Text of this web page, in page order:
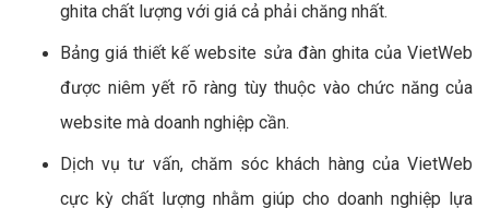
ghita chất lượng với giá cả phải chăng nhất.
Bảng giá thiết kế website sửa đàn ghita của VietWeb
được niêm yết rõ ràng tùy thuộc vào chức năng của
website mà doanh nghiệp cần.
Dịch vụ tư vấn, chăm sóc khách hàng của VietWeb
cực kỳ chất lượng nhằm giúp cho doanh nghiệp lựa